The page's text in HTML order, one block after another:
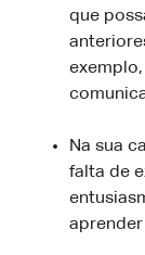
que
Na sua
falta de